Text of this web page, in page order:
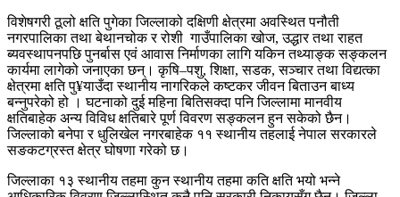
विशेषगरी ठूलो क्षति पुगेका जिल्लाको दक्षिणी क्षेत्रमा अवस्थित पनौती
नगरपालिका तथा बेथानचोक र रोशी गाउँपालिका खोज, उद्धार तथा राहत
ब्यवस्थापनपछि पुनर्बास एवं आवास निर्माणका लागि यकिन तथ्याङ्क सङ्कलन
कार्यमा लागेको जनाएका छन्। कृषि–पशु, शिक्षा, सडक, सञ्चार तथा विद्यत्का
क्षेत्रमा क्षति पु¥याउँदा स्थानीय नागरिकले कष्टकर जीवन बिताउन बाध्य
बन्नुपरेको हो । घटनाको दुई महिना बितिसक्दा पनि जिल्लामा मानवीय
क्षतिबाहेक अन्य विविध क्षतिबारे पूर्ण विवरण सङ्कलन हुन सकेको छैन।
जिल्लाको बनेपा र धुलिखेल नगरबाहेक ११ स्थानीय तहलाई नेपाल सरकारले
सङकटग्रस्त क्षेत्र घोषणा गरेको छ।
जिल्लाका १३ स्थानीय तहमा कुन स्थानीय तहमा कति क्षति भयो भन्ने